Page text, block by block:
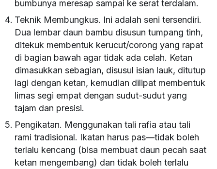
bumbunya meresap sampai ke serat terdalam.
Teknik Membungkus. Ini adalah seni tersendiri.
Dua lembar daun bambu disusun tumpang tinh,
ditekuk membentuk kerucut/corong yang rapat
di bagian bawah agar tidak ada celah. Ketan
dimasukkan sebagian, disusul isian lauk, ditutup
lagi dengan ketan, kemudian dilipat membentuk
limas segi empat dengan sudut-sudut yang
tajam dan presisi.
Pengikatan. Menggunakan tali rafia atau tali
rami tradisional. Ikatan harus pas—tidak boleh
terlalu kencang (bisa membuat daun pecah saat
ketan mengembang) dan tidak boleh terlalu